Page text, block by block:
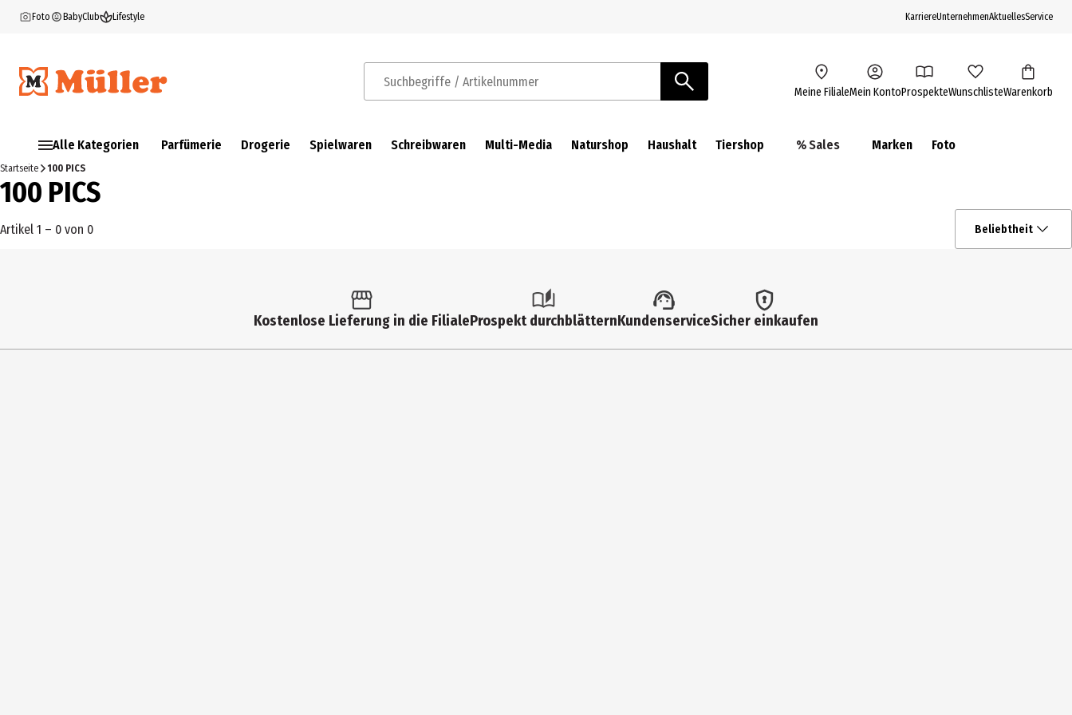
Foto BabyClub Lifestyle KarriereUnternehmenAktuellesService
Suchbegriffe / Artikelnummer Meine FilialeMein KontoProspekteWunschlisteWarenkorb
Alle Kategorien Parfümerie Drogerie Spielwaren Schreibwaren Multi-Media Naturshop Haushalt Tiershop % Sales Marken Foto
Startseite 100 PICS
100 PICS
Artikel 1 – 0 von 0 Beliebtheit
Kostenlose Lieferung in die FilialeProspekt durchblätternKundenserviceSicher einkaufen